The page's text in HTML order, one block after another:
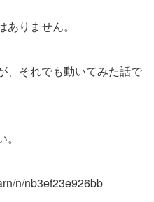
りません。
、それでも動いてみた話で
n/nb3ef23e926bb